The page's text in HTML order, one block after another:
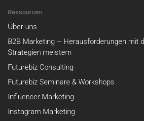
Ressourcen
Über uns
B2B Marketing – Herausforderungen mit
Strategien meistern
Futurebiz Consulting
Futurebiz Seminare & Workshops
Influencer Marketing
Instagram Marketing